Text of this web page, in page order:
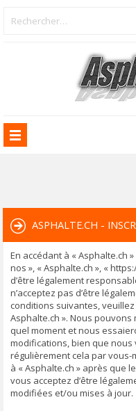
ASPHALTE.CH -
En accédant à « Asphalte.ch
nos », « Asphalte.ch », «
d’être légalement
n’acceptez pas d’être
conditions suivantes,
Asphalte.ch ». Nous
quel moment et nous
modifications, bien que
régulièrement cela par vous-
à « Asphalte.ch » après que
vous acceptez d’être
modifiées et/ou mises à jour.